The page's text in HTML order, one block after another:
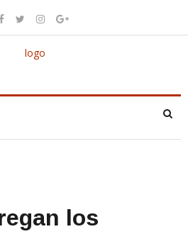
los